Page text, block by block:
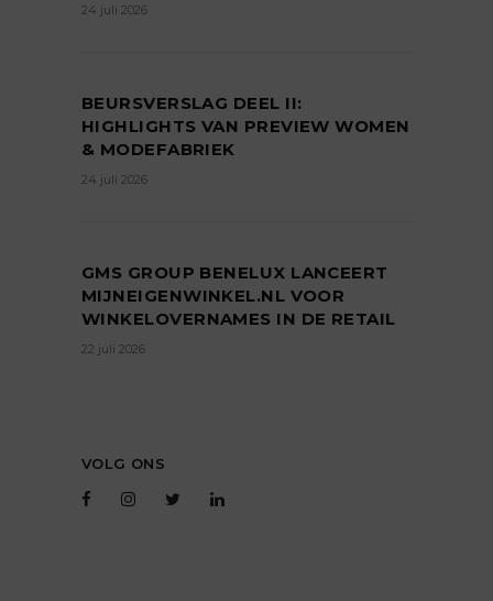
24 juli 2026
BEURSVERSLAG DEEL II:
HIGHLIGHTS VAN PREVIEW WOMEN
& MODEFABRIEK
24 juli 2026
GMS GROUP BENELUX LANCEERT
MIJNEIGENWINKEL.NL VOOR
WINKELOVERNAMES IN DE RETAIL
22 juli 2026
VOLG ONS